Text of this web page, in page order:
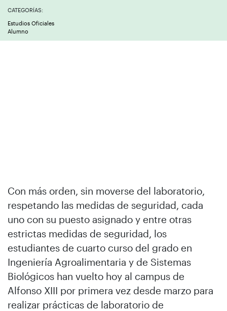
CATEGORÍAS:
Estudios Oficiales
Alumno
Con más orden, sin moverse del laboratorio,
respetando las medidas de seguridad, cada
uno con su puesto asignado y entre otras
estrictas medidas de seguridad, los
estudiantes de cuarto curso del grado en
Ingeniería Agroalimentaria y de Sistemas
Biológicos han vuelto hoy al campus de
Alfonso XIII por primera vez desde marzo para
realizar prácticas de laboratorio de